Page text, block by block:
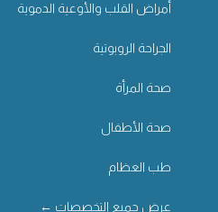
أمراض القلب والأوعية الدموية
الجراحة الروبوتية
صحة المرأة
صحة الأطفال
طب العظام
عرض جميع التخصصات ←